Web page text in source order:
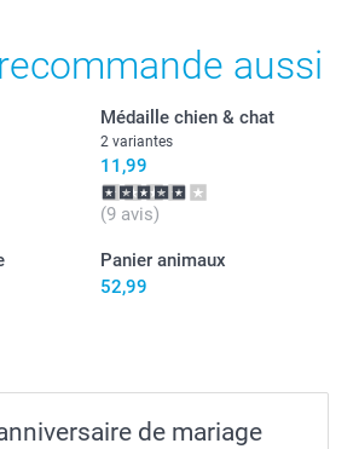
aussi
Médaille chien & chat
2 variantes
11,99
(9 avis)
Panier animaux
52,99
de mariage